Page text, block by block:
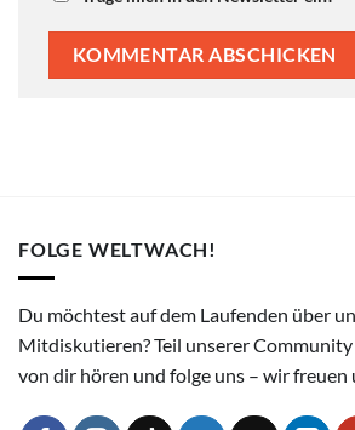
FOLGE WELTWACH!
Du möchtest auf dem Laufenden über
Mitdiskutieren? Teil unserer Community
von dir hören und folge uns – wir freuen